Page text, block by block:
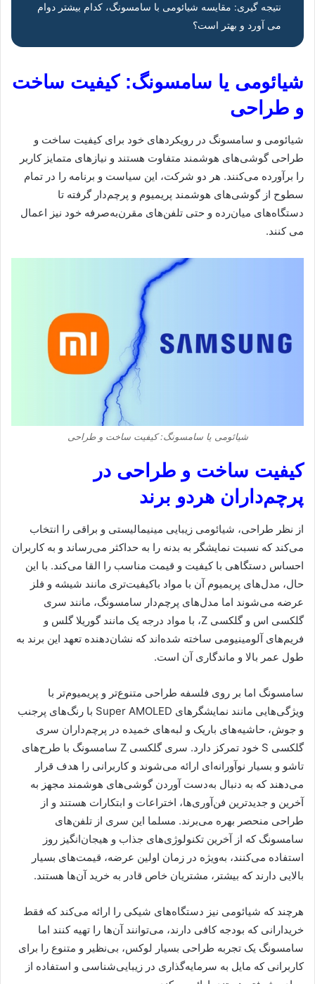
نتیجه گیری: مقایسه شیائومی با سامسونگ، کدام بیشتر دوام
می آورد و بهتر است؟
شیائومی یا سامسونگ: کیفیت ساخت
و طراحی
شیائومی و سامسونگ در رویکردهای خود برای کیفیت ساخت و
طراحی گوشی‌های هوشمند متفاوت هستند و نیازهای متمایز کاربر
را برآورده می‌کنند. هر دو شرکت، این سیاست و برنامه را در تمام
سطوح از گوشی‌های هوشمند پریمیوم و پرچم‌دار گرفته تا
دستگاه‌های میان‌رده و حتی تلفن‌های مقرن‌به‌صرفه خود نیز اعمال
می کنند.
شیائومی یا سامسونگ: کیفیت ساخت و طراحی
کیفیت ساخت و طراحی در
پرچم‌داران هردو برند
از نظر طراحی، شیائومی زیبایی مینیمالیستی و براقی را انتخاب
می‌کند که نسبت نمایشگر به بدنه را به حداکثر می‌رساند و به کاربران
احساس دستگاهی با کیفیت و قیمت مناسب را القا می‌کند. با این
حال، مدل‌های پریمیوم آن با مواد باکیفیت‌تری مانند شیشه و فلز
عرضه می‌شوند اما مدل‌های پرچم‌دار سامسونگ، مانند سری
گلکسی اس و گلکسی Z، با مواد درجه یک مانند گوریلا گلس و
فریم‌های آلومینیومی ساخته شده‌اند که نشان‌دهنده تعهد این برند به
طول عمر بالا و ماندگاری آن است.
سامسونگ اما بر روی فلسفه طراحی متنوع‌تر و پریمیوم‌تر با
ویژگی‌هایی مانند نمایشگرهای Super AMOLED با رنگ‌های پرجنب
و جوش، حاشیه‌های باریک و لبه‌های خمیده در پرچم‌داران سری
گلکسی S خود تمرکز دارد. سری گلکسی Z سامسونگ با طرح‌های
تاشو و بسیار نوآورانه‌ای ارائه می‌شوند و کاربرانی را هدف قرار
می‌دهند که به دنبال به‌دست آوردن گوشی‌های هوشمند مجهز به
آخرین و جدیدترین فن‌آوری‌ها، اختراعات و ابتکارات هستند و از
طراحی منحصر بهره می‌برند. مسلما این سری از تلفن‌های
سامسونگ که از آخرین تکنولوژی‌های جذاب و هیجان‌انگیز روز
استفاده می‌کنند، به‌ویژه در زمان اولین عرضه، قیمت‌های بسیار
بالایی دارند که بیشتر، مشتریان خاص قادر به خرید آن‌ها هستند.
هرچند که شیائومی نیز دستگاه‌های شیکی را ارائه می‌کند که فقط
خریدارانی که بودجه کافی دارند، می‌توانند آن‌ها را تهیه کنند اما
سامسونگ یک تجربه طراحی بسیار لوکس، بی‌نظیر و متنوع را برای
کاربرانی که مایل به سرمایه‌گذاری در زیبایی‌شناسی و استفاده از